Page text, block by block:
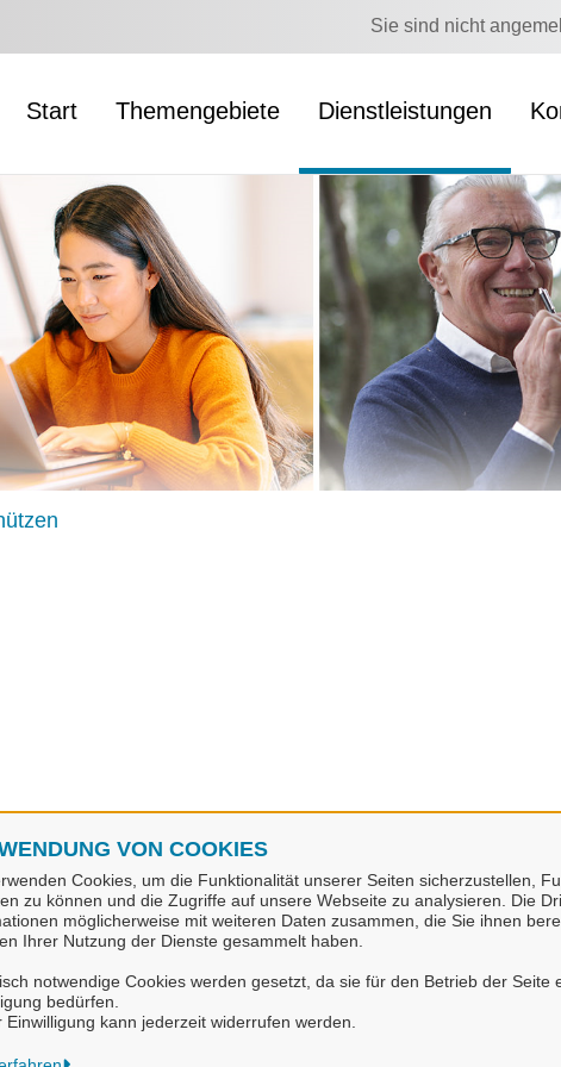
VON COOKIES
Cookies, um die Funktionalität unserer Seiten sicherzustellen,
zu können und die Zugriffe auf unsere Webseite zu analysieren. Die
möglicherweise mit weiteren Daten zusammen, die Sie ihnen
Ihrer Nutzung der Dienste gesammelt haben.
notwendige Cookies werden gesetzt, da sie für den Betrieb der Seite
bedürfen.
Einwilligung kann jederzeit widerrufen werden.
Sie sind nicht
Start Themengebiete Dienstleistungen